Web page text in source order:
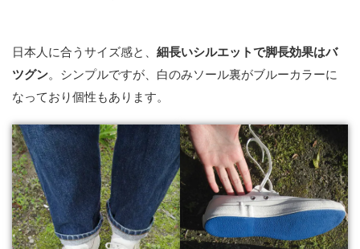
日本人に合うサイズ感と、 細長いシルエットで脚長効果はバ
ツグン。シンプルですが、白のみソール裏がブルーカラーに
なっており個性もあります。